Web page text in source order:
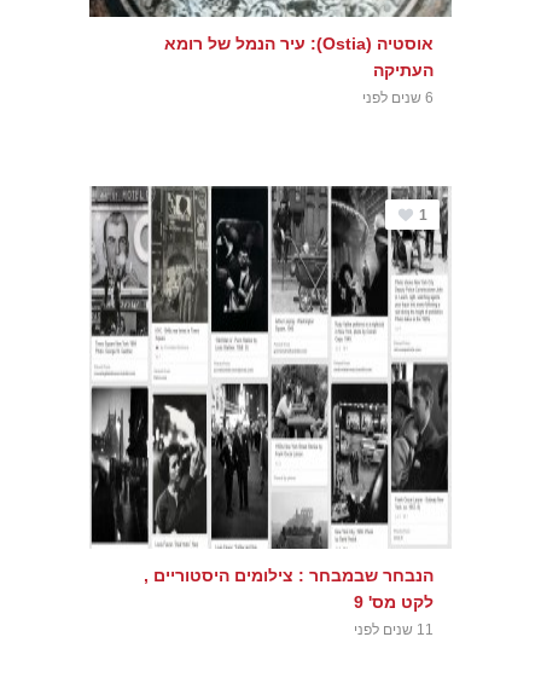
אוסטיה (Ostia): עיר הנמל של רומא
העתיקה
6 שנים לפני
1
הנבחר שבמבחר : צילומים היסטוריים ,
לקט מס' 9
11 שנים לפני